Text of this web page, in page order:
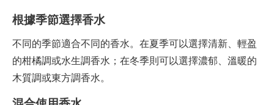
根據季節選擇香水
不同的季節適合不同的香水。在夏季可以選擇清新、輕盈
的柑橘調或水生調香水；在冬季則可以選擇濃郁、溫暖的
木質調或東方調香水。